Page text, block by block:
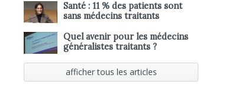
Santé : 11 % des patients sont
sans médecins traitants
Quel avenir pour les médecins
généralistes traitants ?
afficher tous les articles